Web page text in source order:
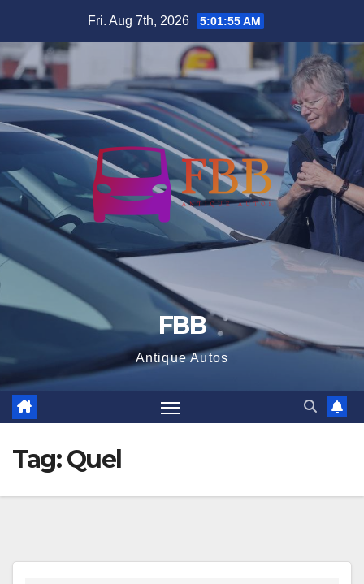
content
Fri. Aug 7th, 2026 5:01:55 AM
FBB
Antique Autos
Tag:Quel